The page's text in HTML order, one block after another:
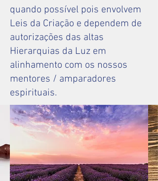
quando possível pois envolvem
Leis da Criação e dependem de
autorizações das altas
Hierarquias da Luz em
alinhamento com os nossos
mentores / amparadores
espirituais.